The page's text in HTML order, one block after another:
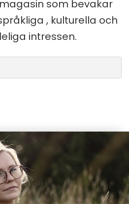
som bevakar
, kulturella och
intressen.